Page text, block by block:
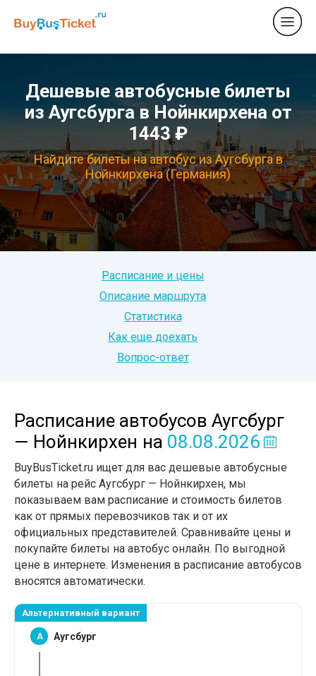
Дешевые автобусные билеты
из Аугсбурга в Нойнкирхена от
1443 ₽
Найдите билеты на автобус из Аугсбурга в
Нойнкирхена (Германия)
Расписание и цены
Описание маршрута
Статистика
Как еще доехать
Вопрос-ответ
Расписание автобусов Аугсбург
— Нойнкирхен на 08.08.2026
BuyBusTicket.ru ищет для вас дешевые автобусные
билеты на рейс Аугсбург — Нойнкирхен, мы
показываем вам расписание и стоимость билетов
как от прямых перевозчиков так и от их
официальных представителей. Сравнивайте цены и
покупайте билеты на автобус онлайн. По выгодной
цене в интернете. Изменения в расписание автобусов
вносятся автоматически.
Альтернативный вариант
A Аугсбург